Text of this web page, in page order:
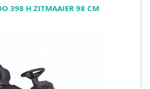
398 H ZITMAAIER 98 CM